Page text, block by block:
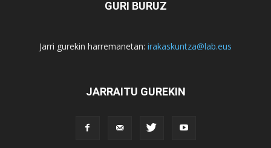
GURI BURUZ
Jarri gurekin harremanetan: irakaskuntza@lab.eus
JARRAITU GUREKIN